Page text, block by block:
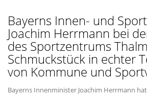
Bayerns Innen- und
Joachim Herrmann bei
des Sportzentrums
Schmuckstück in echter
von Kommune und
Bayerns Innenminister Joachim Herrmann